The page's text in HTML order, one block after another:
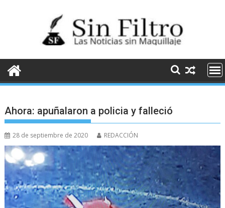
Ahora: apuñalaron a policia y falleció
28 de septiembre de 2020 REDACCIÓN